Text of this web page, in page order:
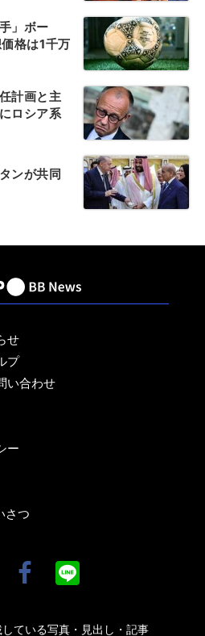
」ボー
格は1千万
計画と主
ロシア系
ンが共同
せ
プ
い合わせ
ー
さつ
ている写真・見出し・記事